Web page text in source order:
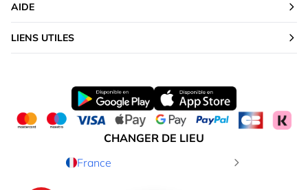
AIDE
LIENS UTILES
CHANGER DE LIEU
France